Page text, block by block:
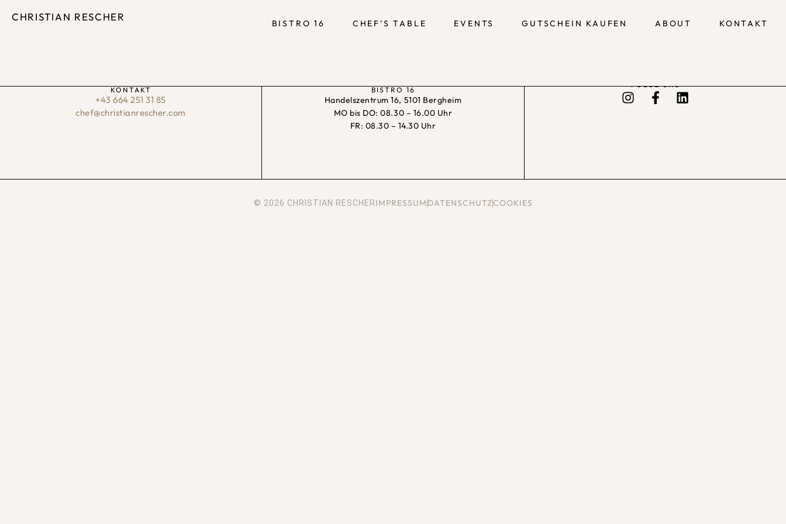
CHRISTIAN RESCHER
BISTRO 16 CHEF’S TABLE EVENTS GUTSCHEIN KAUFEN ABOUT KONTAKT
KONTAKT
+43 664 251 31 85
chef@christianrescher.com
BISTRO 16
Handelszentrum 16, 5101 Bergheim
MO bis DO: 08.30 – 16.00 Uhr
FR: 08.30 – 14.30 Uhr
FOLGE UNS
© 2026 CHRISTIAN RESCHERIMPRESSUM DATENSCHUTZCOOKIES